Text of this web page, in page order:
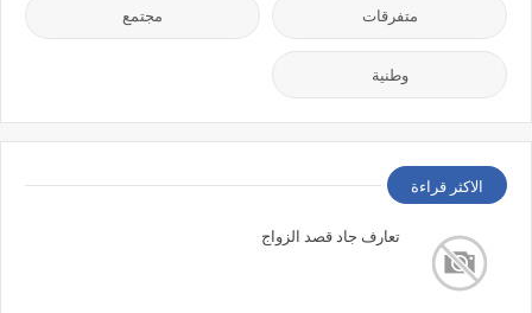
متفرقات مجتمع
وطنية
الاكثر قراءة
تعارف جاد قصد الزواج